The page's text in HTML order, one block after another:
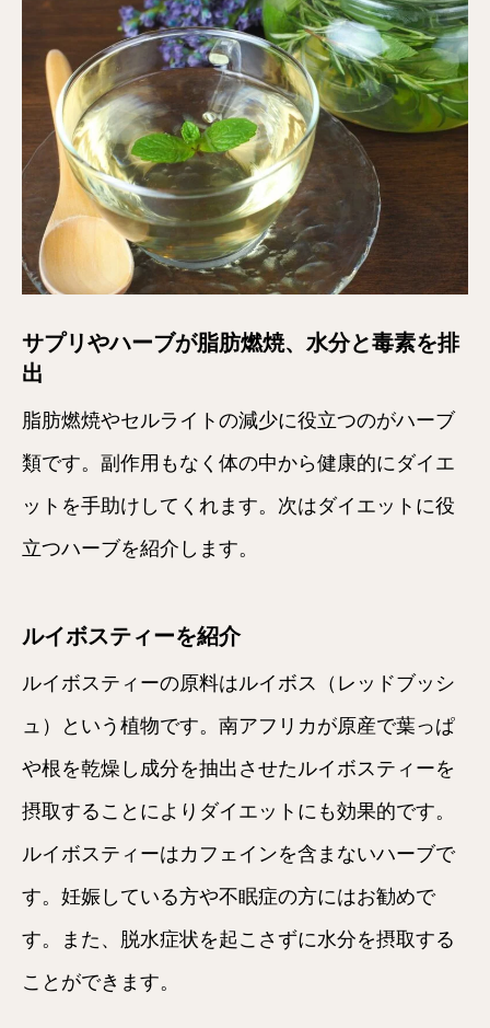
サプリやハーブが脂肪燃焼、水分と毒素を排
出
脂肪燃焼やセルライトの減少に役立つのがハーブ
類です。副作用もなく体の中から健康的にダイエ
ットを手助けしてくれます。次はダイエットに役
立つハーブを紹介します。
ルイボスティーを紹介
ルイボスティーの原料はルイボス（レッドブッシ
ュ）という植物です。南アフリカが原産で葉っぱ
や根を乾燥し成分を抽出させたルイボスティーを
摂取することによりダイエットにも効果的です。
ルイボスティーはカフェインを含まないハーブで
す。妊娠している方や不眠症の方にはお勧めで
す。また、脱水症状を起こさずに水分を摂取する
ことができます。